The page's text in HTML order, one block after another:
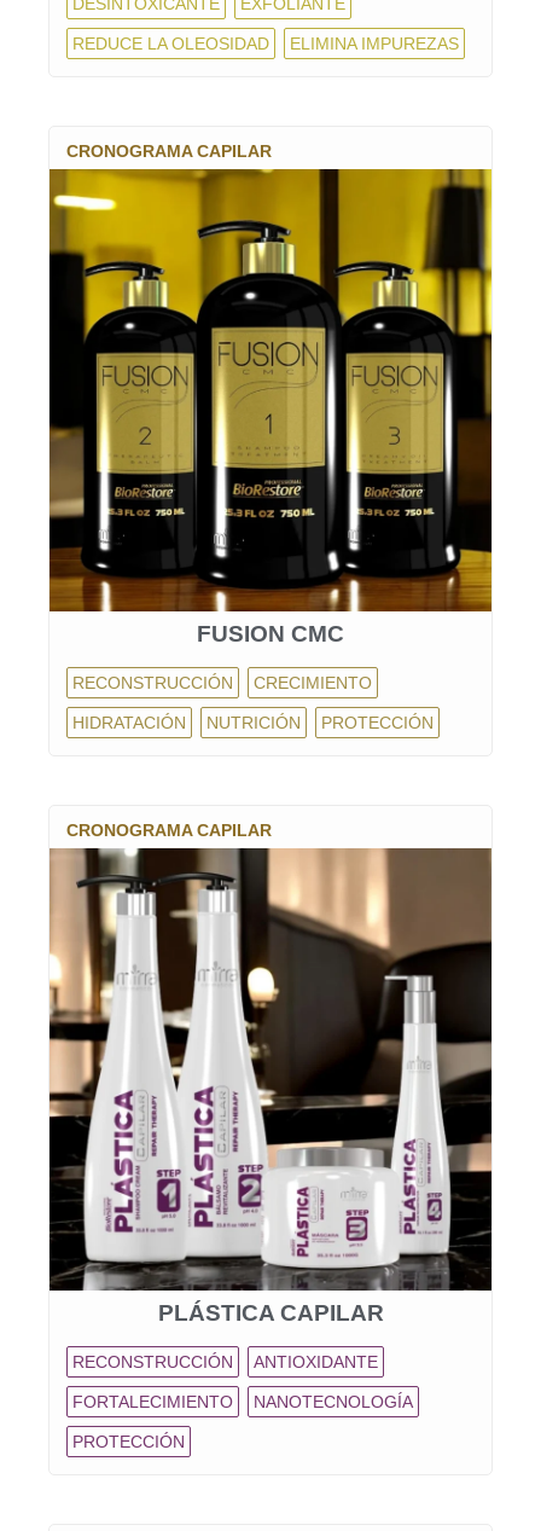
REDUCE LA OLEOSIDAD ELIMINA IMPUREZAS
CRONOGRAMA CAPILAR
FUSION CMC
RECONSTRUCCIÓN CRECIMIENTO
HIDRATACIÓN NUTRICIÓN PROTECCIÓN
CRONOGRAMA CAPILAR
PLÁSTICA CAPILAR
RECONSTRUCCIÓN ANTIOXIDANTE
FORTALECIMIENTO NANOTECNOLOGÍA
PROTECCIÓN